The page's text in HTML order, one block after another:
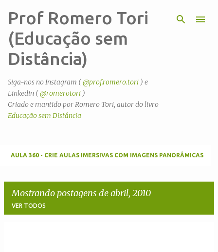
Pular para o conteúdo principal
Prof Romero Tori
(Educação sem
Distância)
Siga-nos no Instagram (@prof.romero.tori ) e
Linkedin (@romerotori )
Criado e mantido por Romero Tori, autor do livro
Educação sem Distância
AULA 360 - CRIE AULAS IMERSIVAS COM IMAGENS PANORÂMICAS
Mostrando postagens de abril, 2010
VER TODOS